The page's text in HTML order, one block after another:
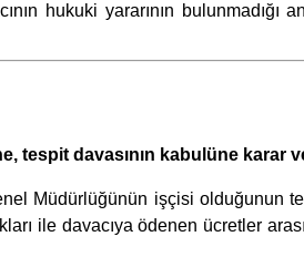
hukuki yararının bulunmadığı
tespit davasının kabulüne karar
Müdürlüğünün işçisi
ile davacıya ödenen ücretler